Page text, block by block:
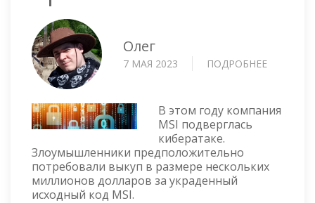
Олег
7 МАЯ 2023 ПОДРОБНЕЕ
В этом году компания
MSI подверглась
кибератаке.
Злоумышленники предположительно
потребовали выкуп в размере нескольких
миллионов долларов за украденный
исходный код MSI.